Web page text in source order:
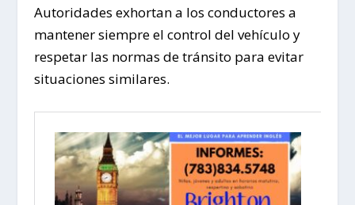
Autoridades exhortan a los conductores a
mantener siempre el control del vehículo y
respetar las normas de tránsito para evitar
situaciones similares.